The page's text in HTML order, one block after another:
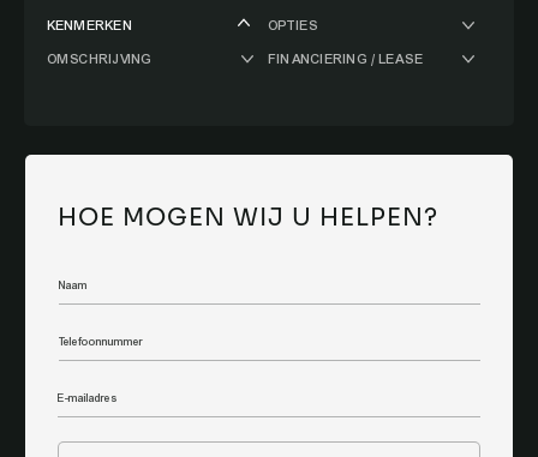
KENMERKEN
OPTIES
OMSCHRIJVING
FINANCIERING / LEASE
HOE MOGEN WIJ U HELPEN?